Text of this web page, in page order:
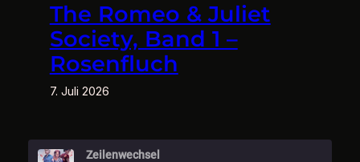
The Romeo & Juliet
Society, Band 1 –
Rosenfluch
7. Juli 2026
Zeilenwechsel